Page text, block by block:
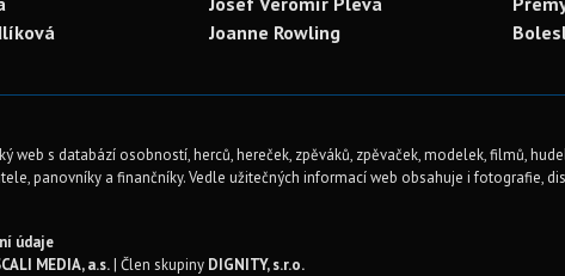
Joanne Rowling
web s databází osobností, herců, hereček, zpěváků, zpěvaček, modelek, filmů,
panovníky a finančníky. Vedle užitečných informací web obsahuje i fotografie,
údaje
MEDIA, a.s.| Člen skupiny DIGNITY, s.r.o.